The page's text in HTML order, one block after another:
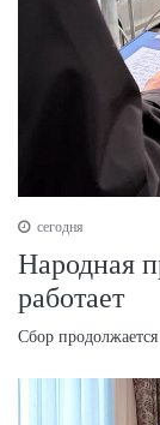
сегодня
Народная
работает
Сбор продолжается